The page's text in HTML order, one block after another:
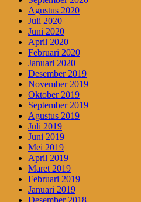
Agustus 2020
Juli 2020
Juni 2020
April 2020
Februari 2020
Januari 2020
Desember 2019
November 2019
Oktober 2019
September 2019
Agustus 2019
Juli 2019
Juni 2019
Mei 2019
April 2019
Maret 2019
Februari 2019
Januari 2019